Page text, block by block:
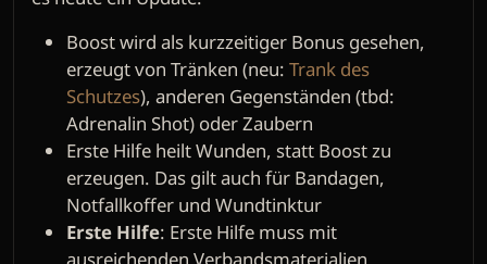
Boost wird als kurzzeitiger Bonus gesehen,
erzeugt von Tränken (neu: Trank des
Schutzes), anderen Gegenständen (tbd:
Adrenalin Shot) oder Zaubern
Erste Hilfe heilt Wunden, statt Boost zu
erzeugen. Das gilt auch für Bandagen,
Notfallkoffer und Wundtinktur
Erste Hilfe: Erste Hilfe muss mit
ausreichenden Verbandsmaterialien